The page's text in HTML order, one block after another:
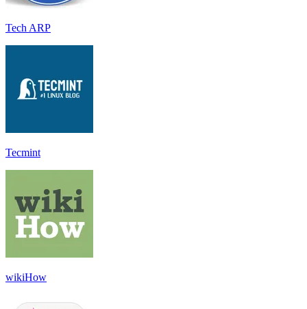
Tech ARP
Tecmint
wikiHow